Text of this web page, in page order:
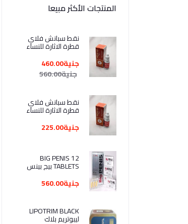
المنتجات الأكثر مبيعا
نقط سبانش فلاي
قطرة الاثارة للنساء
Fliege
جنية460.00
جنية560.00
نقط سبانش فلاي
قطرة الاثارة للنساء
جنية225.00
BIG PENIS 12
TABLETS بيج بينس
لعلاج المشاكل
الجنسية عند الرجال علبة
+ علبة هدية
جنية560.00
LIPOTRIM BLACK
ليبوتريم بلاك